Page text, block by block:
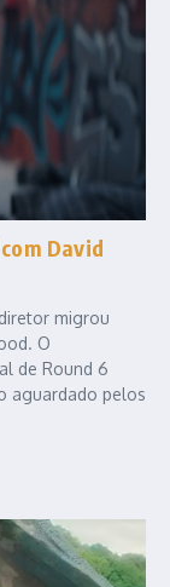
David
migrou
O
de Round 6
aguardado pelos